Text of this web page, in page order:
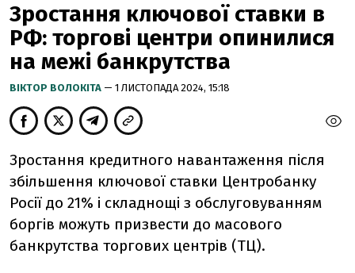
Зростання ключової ставки в
РФ: торгові центри опинилися
на межі банкрутства
ВІКТОР ВОЛОКІТА — 1 ЛИСТОПАДА 2024, 15:18
Зростання кредитного навантаження після
збільшення ключової ставки Центробанку
Росії до 21% і складнощі з обслуговуванням
боргів можуть призвести до масового
банкрутства торгових центрів (ТЦ).